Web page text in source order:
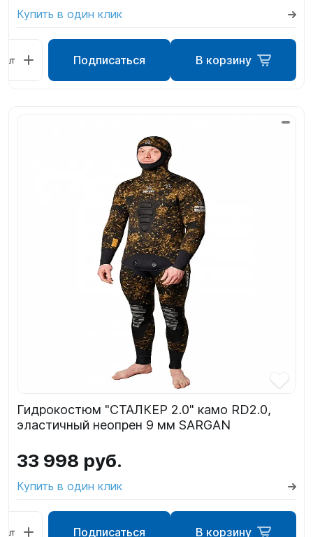
Купить в один клик
шт Подписаться В корзину
Гидрокостюм "СТАЛКЕР 2.0" камо RD2.0,
эластичный неопрен 9 мм SARGAN
33 998 руб.
Купить в один клик
шт Подписаться В корзину